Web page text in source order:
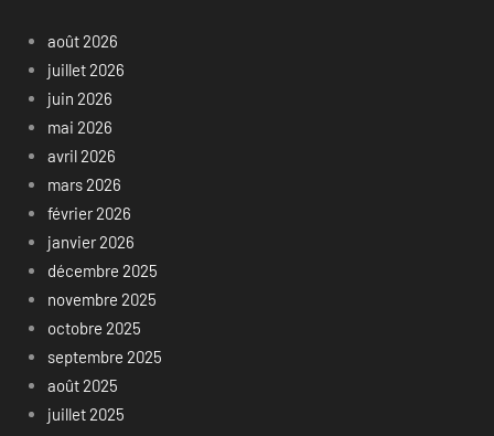
août 2026
juillet 2026
juin 2026
mai 2026
avril 2026
mars 2026
février 2026
janvier 2026
décembre 2025
novembre 2025
octobre 2025
septembre 2025
août 2025
juillet 2025